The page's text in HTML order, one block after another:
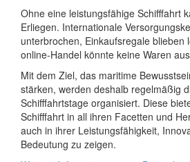
Ohne eine leistungsfähige Schifffahrt
Erliegen. Internationale
unterbrochen, Einkaufsregale blieben
online-Handel könnte keine Waren
Mit dem Ziel, das maritime
stärken, werden deshalb regelmäßig
Schifffahrtstage organisiert. Diese
Schifffahrt in all ihren Facetten und
auch in ihrer Leistungsfähigkeit,
Bedeutung zu zeigen.